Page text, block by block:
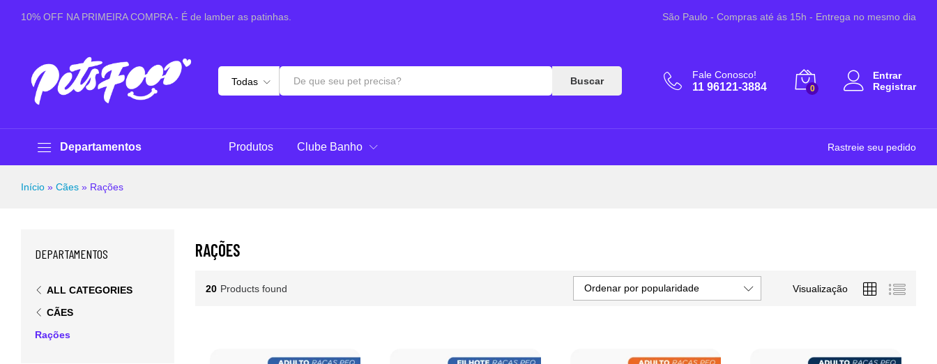
10% OFF NA PRIMEIRA COMPRA - É de lamber as patinhas. São Paulo - Compras até ás 15h - Entrega no mesmo dia
Todas Buscar
Fale Conosco!
11 96121-3884 0
Entrar
Registrar
Departamentos Produtos Clube Banho Rastreie seu pedido
Início » Cães » Rações
RAÇÕES
20 Products found Visualização
Ordenar por popularidade
DEPARTAMENTOS
ALL CATEGORIES
CÃES
Rações